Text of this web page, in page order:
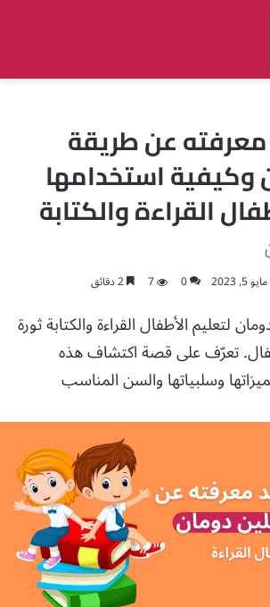
معرفته عن طريقة
وكيفية استخدامها
القراءة والكتابة
مايو 5, 2023 0
7
لتعليم الأطفال القراءة والكتابة ثورة
تعرّف على قصة اكتشاف هذه
وسلبياتها والسن المناسب